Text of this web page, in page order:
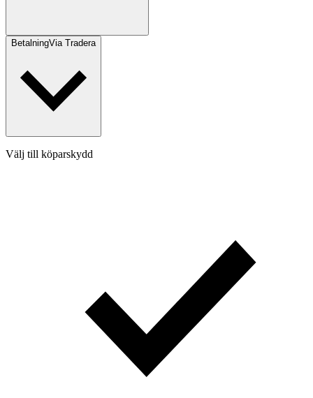
BetalningVia Tradera
Välj till köparskydd